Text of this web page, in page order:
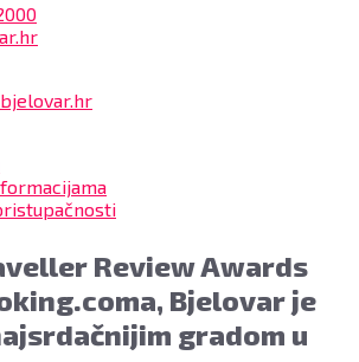
Review Awards
Bjelovar je
gradom u